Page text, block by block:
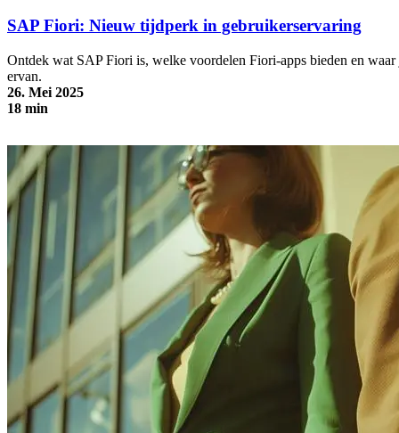
SAP Fiori: Nieuw tijdperk in gebruikerservaring
Ontdek wat SAP Fiori is, welke voordelen Fiori-apps bieden en
ervan.
26. Mei 2025
18 min